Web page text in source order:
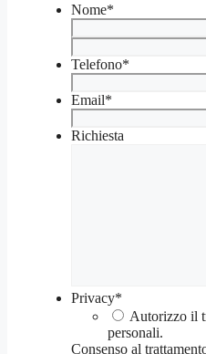
Nome*
Telefono*
Email*
Richiesta
Privacy*
Autorizzo il
personali.
Consenso al